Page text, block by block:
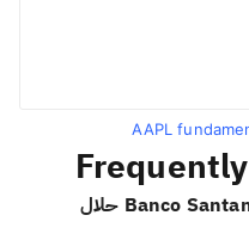
AAPL
هل سهم Banco Santander (Brasil) SA BSBR حلال